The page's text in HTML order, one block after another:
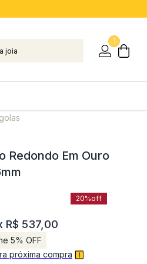
1
Redondo Em Ouro
20%off
R$ 537,00
5% OFF
próxima compra